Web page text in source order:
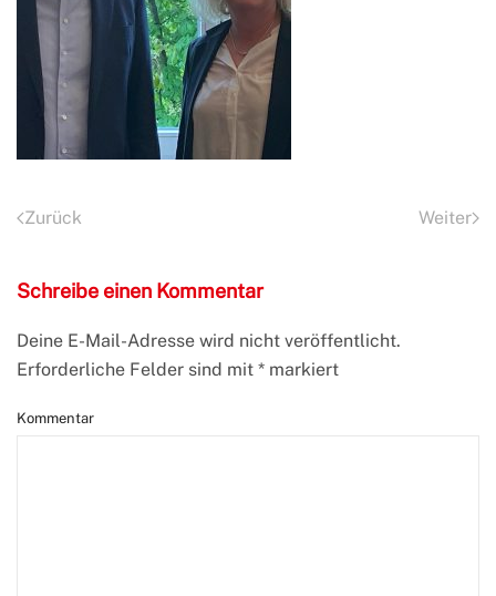
Zurück Weiter
Schreibe einen Kommentar
Deine E-Mail-Adresse wird nicht veröffentlicht.
Erforderliche Felder sind mit * markiert
Kommentar